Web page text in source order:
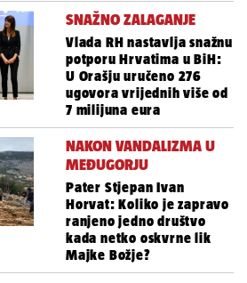
SNAŽNO ZALAGANJE
Vlada RH nastavlja snažnu
potporu Hrvatima u BiH:
U Orašju uručeno 276
ugovora vrijednih više od
7 milijuna eura
NAKON VANDALIZMA U
MEĐUGORJU
Pater Stjepan Ivan
Horvat: Koliko je zapravo
ranjeno jedno društvo
kada netko oskvrne lik
Majke Božje?